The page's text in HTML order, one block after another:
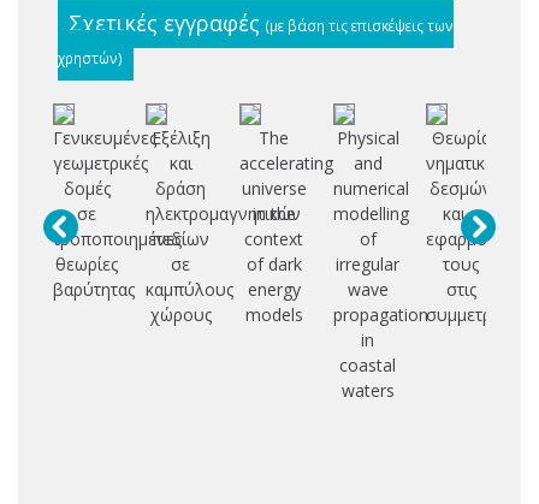
Σχετικές εγγραφές (με βάση τις επισκέψεις των
χρηστών)
Γενικευμένες
γεωμετρικές
δομές
σε
τροποποιημένες
θεωρίες
βαρύτητας
Εξέλιξη
και
δράση
ηλεκτρομαγνητικών
πεδίων
σε
καμπύλους
χώρους
The
accelerating
universe
in the
context
of dark
energy
models
Physical
and
numerical
modelling
of
irregular
wave
propagation
in
coastal
waters
Θεωρία
νηματικών
δεσμών
και η
εφαρμογή
τους
στις
συμμετρίες